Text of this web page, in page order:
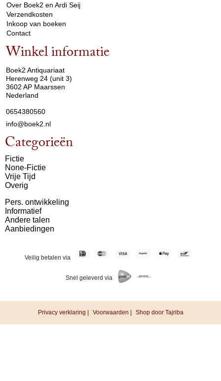
Over Boek2 en Ardi Seij
Verzendkosten
Inkoop van boeken
Contact
Winkel informatie
Boek2 Antiquariaat
Herenweg 24 (unit 3)
3602 AP Maarssen
Nederland
0654380560
info@boek2.nl
Categorieën
Fictie
None-Fictie
Vrije Tijd
Overig
Pers. ontwikkeling
Informatief
Andere talen
Aanbiedingen
Veilig betalen via
Snel geleverd via
Privacy verklaring | Voorwaarden | Shop door Tajriba